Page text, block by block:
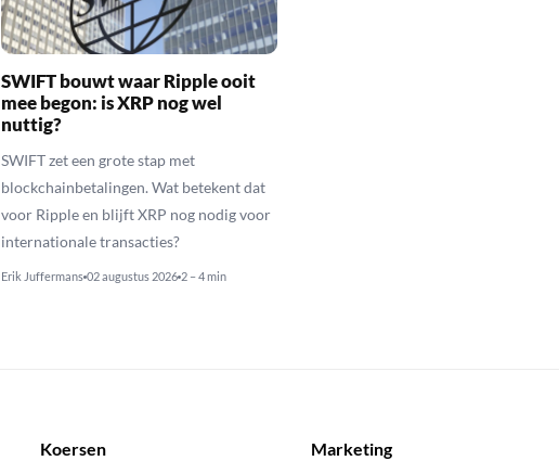
SWIFT bouwt waar Ripple ooit
mee begon: is XRP nog wel
nuttig?
SWIFT zet een grote stap met
blockchainbetalingen. Wat betekent dat
voor Ripple en blijft XRP nog nodig voor
internationale transacties?
Erik Juffermans 02 augustus 2026 2 – 4 min
Koersen Marketing